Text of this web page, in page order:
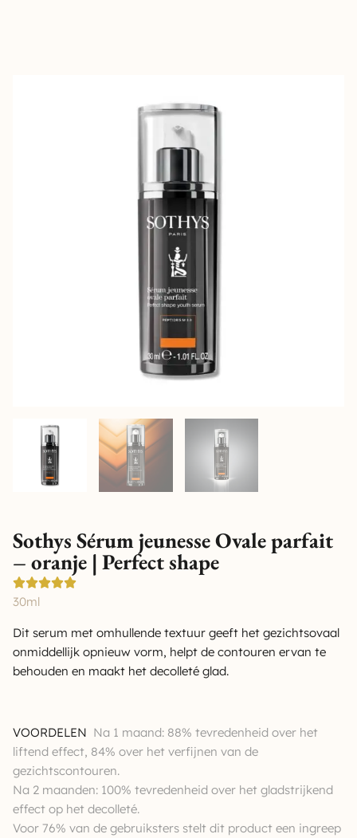
Sothys Sérum jeunesse Ovale parfait
– oranje | Perfect shape
30ml
Dit serum met omhullende textuur geeft het gezichtsovaal
onmiddellijk opnieuw vorm, helpt de contouren ervan te
behouden en maakt het decolleté glad.
VOORDELEN Na 1 maand: 88% tevredenheid over het
liftend effect, 84% over het verfijnen van de
gezichtscontouren.
Na 2 maanden: 100% tevredenheid over het gladstrijkend
effect op het decolleté.
Voor 76% van de gebruiksters stelt dit product een ingreep